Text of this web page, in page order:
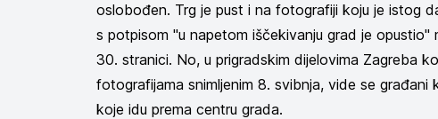
oslobođen. Trg je pust i na fotografiji koju je istog
s potpisom "u napetom iščekivanju grad je opustio"
30. stranici. No, u prigradskim dijelovima Zagreba
fotografijama snimljenim 8. svibnja, vide se građani
koje idu prema centru grada.